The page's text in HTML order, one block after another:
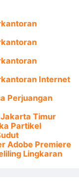
Internet
Perjuangan
Timur
Partikel
Adobe Premiere
Lingkaran